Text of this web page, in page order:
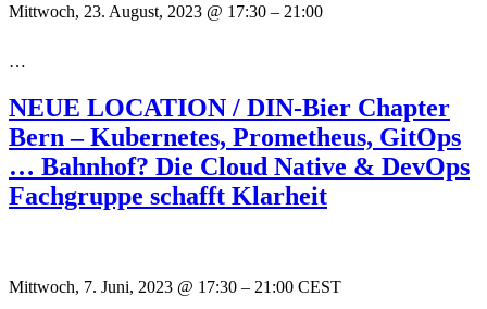
Mittwoch, 23. August, 2023 @ 17:30 – 21:00
…
NEUE LOCATION / DIN-Bier Chapter
Bern – Kubernetes, Prometheus, GitOps
… Bahnhof? Die Cloud Native & DevOps
Fachgruppe schafft Klarheit
Mittwoch, 7. Juni, 2023 @ 17:30 – 21:00 CEST